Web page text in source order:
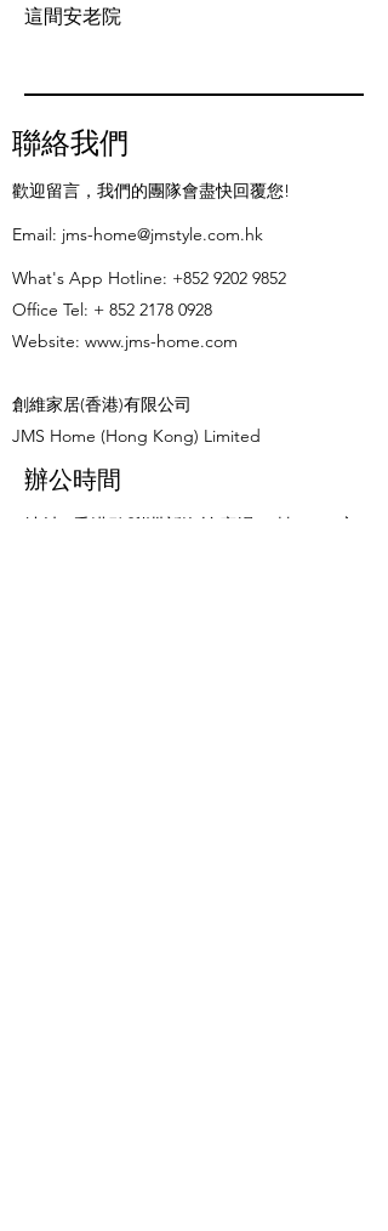
這間安老院
聯絡我們
歡迎留言，我們的團隊會盡快回覆您!
​Email: jms-home@jmstyle.com.hk
What's App Hotline: +852 9202 9852
Office Tel: + 852 2178 0928
Website: www.jms-home.com
創維家居(香港)有限公司
JMS Home (Hong Kong) Limited
辦公時間
地址: 香港鴨脷洲新海怡廣場15樓1508室